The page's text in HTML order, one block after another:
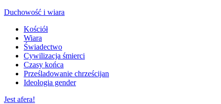
Duchowość i wiara
Kościół
Wiara
Świadectwo
Cywilizacja śmierci
Czasy końca
Prześladowanie chrześcijan
Ideologia gender
Jest afera!